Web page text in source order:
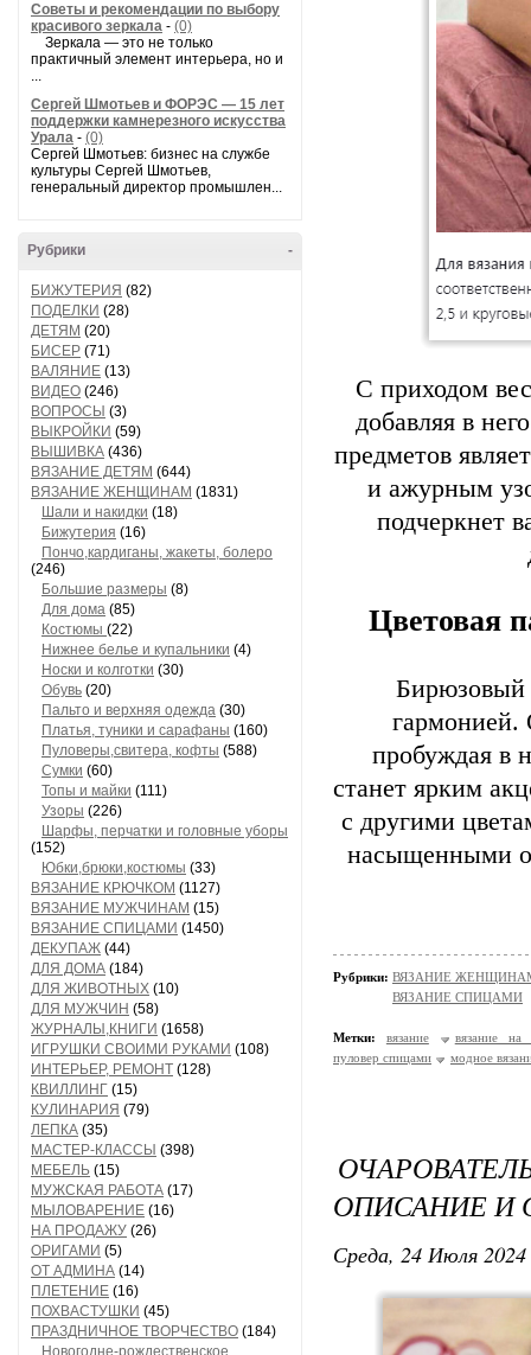
Советы и рекомендации по выбору
красивого зеркала - (0)
Зеркала — это не только
практичный элемент интерьера, но и
...
Сергей Шмотьев и ФОРЭС — 15 лет
поддержки камнерезного искусства
Урала - (0)
Сергей Шмотьев: бизнес на службе
культуры Сергей Шмотьев,
генеральный директор промышлен...
-
Рубрики
БИЖУТЕРИЯ (82)
ПОДЕЛКИ (28)
ДЕТЯМ (20)
БИСЕР (71)
ВАЛЯНИЕ (13)
ВИДЕО (246)
ВОПРОСЫ (3)
ВЫКРОЙКИ (59)
ВЫШИВКА (436)
ВЯЗАНИЕ ДЕТЯМ (644)
ВЯЗАНИЕ ЖЕНЩИНАМ (1831)
Шали и накидки (18)
Бижутерия (16)
Пончо,кардиганы, жакеты, болеро
(246)
Большие размеры (8)
Для дома (85)
Костюмы (22)
Нижнее белье и купальники (4)
Носки и колготки (30)
Обувь (20)
Пальто и верхняя одежда (30)
Платья, туники и сарафаны (160)
Пуловеры,свитера, кофты (588)
Сумки (60)
Топы и майки (111)
Узоры (226)
Шарфы, перчатки и головные уборы
(152)
Юбки,брюки,костюмы (33)
ВЯЗАНИЕ КРЮЧКОМ (1127)
ВЯЗАНИЕ МУЖЧИНАМ (15)
ВЯЗАНИЕ СПИЦАМИ (1450)
ДЕКУПАЖ (44)
ДЛЯ ДОМА (184)
ДЛЯ ЖИВОТНЫХ (10)
ДЛЯ МУЖЧИН (58)
ЖУРНАЛЫ,КНИГИ (1658)
ИГРУШКИ СВОИМИ РУКАМИ (108)
ИНТЕРЬЕР, РЕМОНТ (128)
КВИЛЛИНГ (15)
КУЛИНАРИЯ (79)
ЛЕПКА (35)
МАСТЕР-КЛАССЫ (398)
МЕБЕЛЬ (15)
МУЖСКАЯ РАБОТА (17)
МЫЛОВАРЕНИЕ (16)
НА ПРОДАЖУ (26)
ОРИГАМИ (5)
ОТ АДМИНА (14)
ПЛЕТЕНИЕ (16)
ПОХВАСТУШКИ (45)
ПРАЗДНИЧНОЕ ТВОРЧЕСТВО (184)
Новогодне-рождественское
С приходом
добавляя в
предметов
и ажурным
подчеркнет
Цветовая
Бирюзовый
гармонией.
пробуждая в
станет ярким
с другими
насыщенными
Рубрики: ВЯЗАНИЕ ЖЕНЩИНАМ/
ВЯЗАНИЕ СПИЦАМИ
Метки: вязание
вязание на
пуловер спицами
модное
ОПИСАНИЕ И
Среда, 24 Июля